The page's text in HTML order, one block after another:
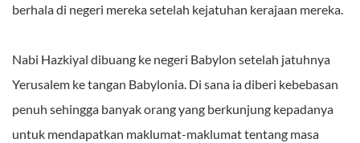
berhala di negeri mereka setelah kejatuhan kerajaan mereka.
Nabi Hazkiyal dibuang ke negeri Babylon setelah jatuhnya
Yerusalem ke tangan Babylonia. Di sana ia diberi kebebasan
penuh sehingga banyak orang yang berkunjung kepadanya
untuk mendapatkan maklumat-maklumat tentang masa